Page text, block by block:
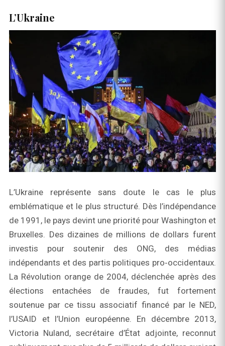
L’Ukraine
L’Ukraine représente sans doute le cas le plus
emblématique et le plus structuré. Dès l’indépendance
de 1991, le pays devint une priorité pour Washington et
Bruxelles. Des dizaines de millions de dollars furent
investis pour soutenir des ONG, des médias
indépendants et des partis politiques pro‑occidentaux.
La Révolution orange de 2004, déclenchée après des
élections entachées de fraudes, fut fortement
soutenue par ce tissu associatif financé par le NED,
l’USAID et l’Union européenne. En décembre 2013,
Victoria Nuland, secrétaire d’État adjointe, reconnut